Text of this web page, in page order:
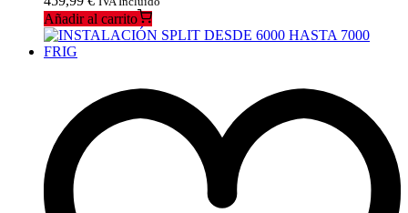
Añadir al carrito